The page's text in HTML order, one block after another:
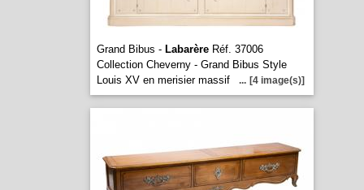
Grand Bibus - LabarèreRéf. 37006
Collection Cheverny - Grand Bibus Style
Louis XV en merisier massif
... [4 image(s)]